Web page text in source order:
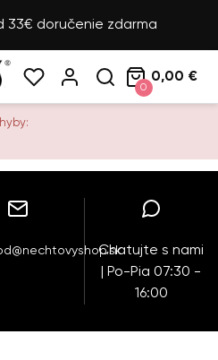
33€ doručenie zdarma
0
0,00 €
Chatujte s nami
| Po-Pia 07:30 -
16:00